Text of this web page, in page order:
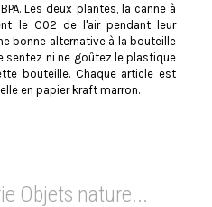
Les deux plantes, la canne à
le C02 de l'air pendant leur
bonne alternative à la bouteille
sentez ni ne goûtez le plastique
bouteille. Chaque article est
en papier kraft marron.
Objets nature...